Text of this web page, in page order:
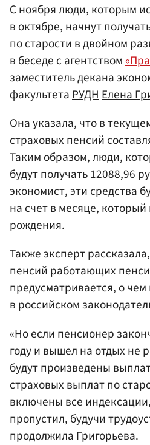
С ноября люди, которым
в октябре, начнут
по старости в двойном
в беседе с агентством
заместитель декана
факультетаРУДНЕлена
Она указала, что в
страховых пенсий
Таким образом, люди,
будут получать 12088,96
экономист, эти средства
на счет в месяце,
рождения.
Также эксперт
пенсий работающих
предусматривается, о чем
в российском
«Но если пенсионер
году и вышел на отдых не
будут произведены
страховых выплат по
включены все
пропустил, будучи
продолжила Григорьева.